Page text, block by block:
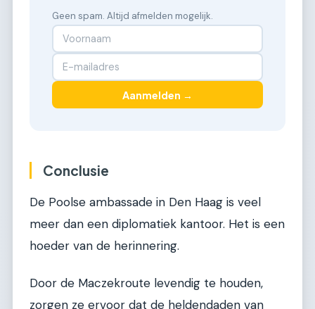
Geen spam. Altijd afmelden mogelijk.
Aanmelden →
Conclusie
De Poolse ambassade in Den Haag is veel
meer dan een diplomatiek kantoor. Het is een
hoeder van de herinnering.
Door de Maczekroute levendig te houden,
zorgen ze ervoor dat de heldendaden van